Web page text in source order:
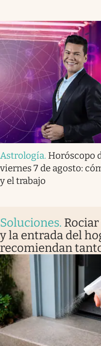
Astrología. Horóscopo
viernes 7 de agosto:
y el trabajo
Soluciones.
y la entrada del
recomiendan